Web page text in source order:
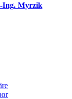
Ing. Myrzik